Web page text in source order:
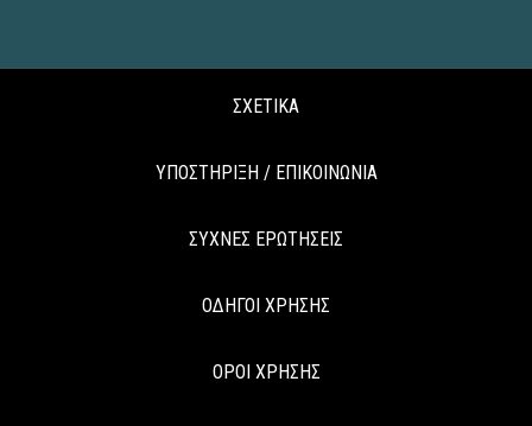
ΣΧΕΤΙΚΑ
ΥΠΟΣΤΗΡΙΞΗ / ΕΠΙΚΟΙΝΩΝΙΑ
ΣΥΧΝΕΣ ΕΡΩΤΗΣΕΙΣ
ΟΔΗΓΟΙ ΧΡΗΣΗΣ
ΟΡΟΙ ΧΡΗΣΗΣ